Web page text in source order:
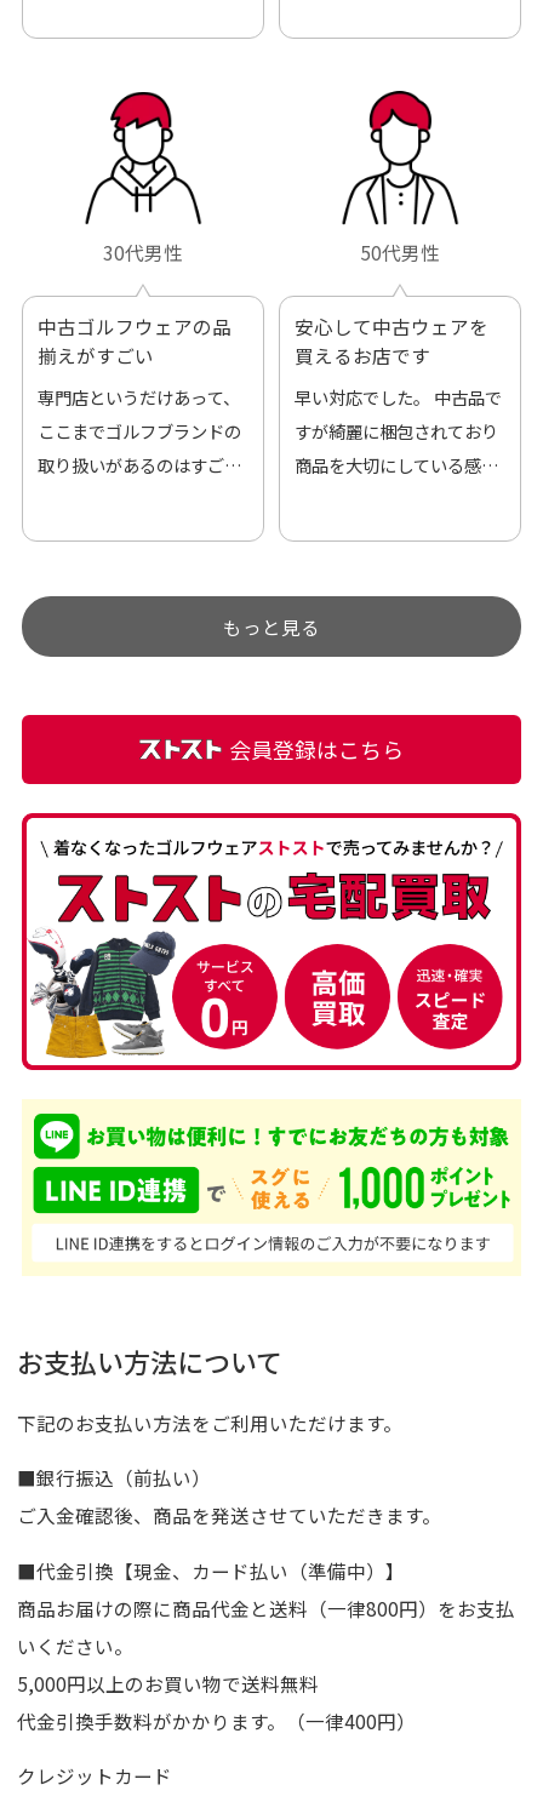
30代男性
中古ゴルフウェアの品
揃えがすごい
専門店というだけあって、
ここまでゴルフブランドの
取り扱いがあるのはすご
す。
50代男性
安心して中古ウェアを
買えるお店です
早い対応でした。 中古品で
すが綺麗に梱包されており
商品を大切にしている感が
うぐらい目立つことなく綺
麗な商品でお安く購入でき
もっと見る
会員登録はこちら
お支払い方法について
下記のお支払い方法をご利用いただけます。
■銀行振込（前払い）
ご入金確認後、商品を発送させていただきます。
■代金引換【現金、カード払い（準備中）】
商品お届けの際に商品代金と送料（一律800円）をお支払
いください。
5,000円以上のお買い物で送料無料
代金引換手数料がかかります。（一律400円）
クレジットカード